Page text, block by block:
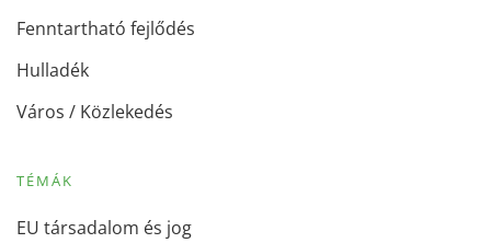
Fenntartható fejlődés
Hulladék
Város / Közlekedés
TÉMÁK
EU társadalom és jog